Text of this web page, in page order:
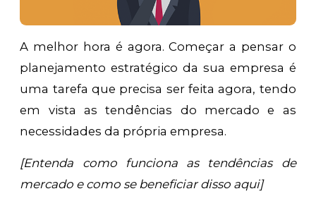
A melhor hora é agora. Começar a pensar o
planejamento estratégico da sua empresa é
uma tarefa que precisa ser feita agora, tendo
em vista as tendências do mercado e as
necessidades da própria empresa.
[Entenda como funciona as tendências de
mercado e como se beneficiar disso aqui]